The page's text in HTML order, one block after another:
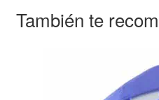
También te